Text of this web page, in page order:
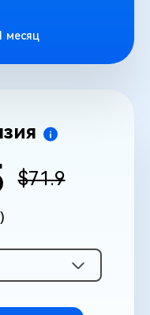
месяц
$71.9